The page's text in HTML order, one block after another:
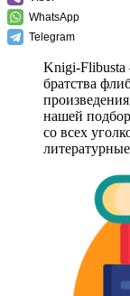
WhatsApp
Telegram
Knigi-Flibusta
братства
нашей
со всех